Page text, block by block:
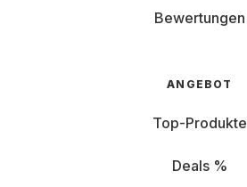
Bewertungen
ANGEBOT
Top-Produkte
Deals %